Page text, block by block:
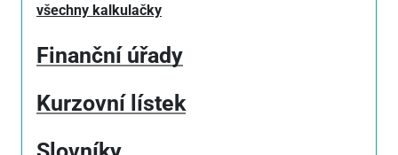
všechny kalkulačky
Finanční úřady
Kurzovní lístek